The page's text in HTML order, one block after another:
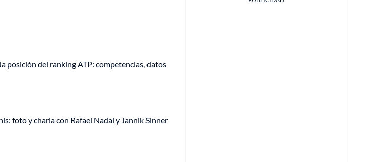
posición del ranking ATP: competencias, datos
foto y charla con Rafael Nadal y Jannik Sinner